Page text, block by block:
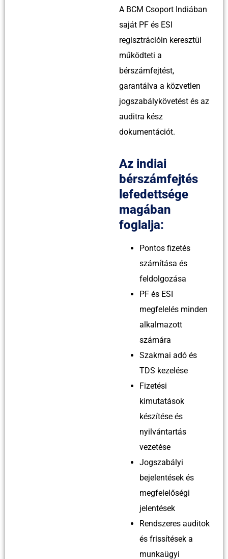
A BCM Csoport Indiában
saját PF és ESI
regisztrációin keresztül
működteti a
bérszámfejtést,
garantálva a közvetlen
jogszabálykövetést és az
auditra kész
dokumentációt.
Az indiai
bérszámfejtés
lefedettsége
magában
foglalja:
Pontos fizetés
számítása és
feldolgozása
PF és ESI
megfelelés minden
alkalmazott
számára
Szakmai adó és
TDS kezelése
Fizetési
kimutatások
készítése és
nyilvántartás
vezetése
Jogszabályi
bejelentések és
megfelelőségi
jelentések
Rendszeres auditok
és frissítések a
munkaügyi